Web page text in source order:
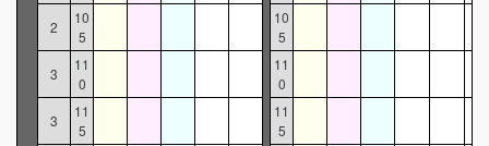
2
10
5
10
5
3
11
0
11
0
3
11
5
11
5